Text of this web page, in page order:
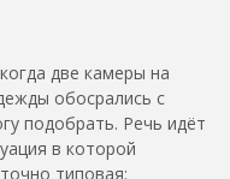
две камеры на
обосрались с
подобрать. Речь идёт
в которой
типовая: